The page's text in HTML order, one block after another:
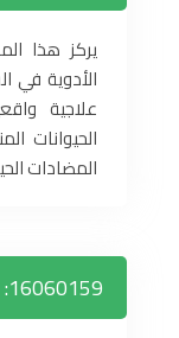
يركز هذا
الأدوية في
علاجية
الحيوانات
المضادات
16060159: عيادة جراحة الحيوان [1 ساعات]